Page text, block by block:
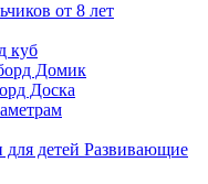
от 8 лет
куб
Домик
Доска
Развивающие